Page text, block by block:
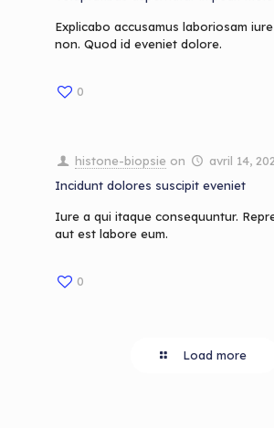
Explicabo accusamus laboriosam
non. Quod id eveniet dolore.
0
histone-biopsie on
avril 14,
Incidunt dolores suscipit eveniet
Iure a qui itaque consequuntur.
aut est labore eum.
0
Load more